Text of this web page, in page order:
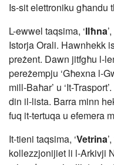
Is-sit elettroniku għandu
L-ewwel taqsima, ‘Ilħna’,
Istorja Orali. Hawnhekk
preżent. Dawn jitfgħu l-
pereżempju ‘Għexna l-
mill-Baħar’ u ‘It-
din il-lista. Barra minn
fuq it-tertuqa u efemera
It-tieni taqsima, ‘Vetrina
kollezzjonijiet li l-Arkivji